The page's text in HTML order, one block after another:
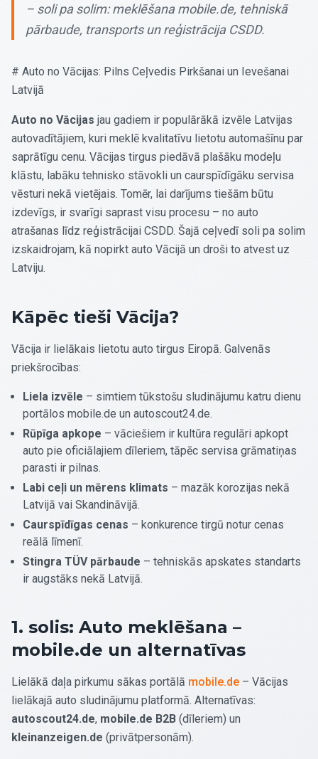
– soli pa solim: meklēšana mobile.de, tehniskā
pārbaude, transports un reģistrācija CSDD.
# Auto no Vācijas: Pilns Ceļvedis Pirkšanai un Ievešanai
Latvijā
Auto no Vācijas jau gadiem ir populārākā izvēle Latvijas
autovadītājiem, kuri meklē kvalitatīvu lietotu automašīnu par
saprātīgu cenu. Vācijas tirgus piedāvā plašāku modeļu
klāstu, labāku tehnisko stāvokli un caurspīdīgāku servisa
vēsturi nekā vietējais. Tomēr, lai darījums tiešām būtu
izdevīgs, ir svarīgi saprast visu procesu – no auto
atrašanas līdz reģistrācijai CSDD. Šajā ceļvedī soli pa solim
izskaidrojam, kā nopirkt auto Vācijā un droši to atvest uz
Latviju.
Kāpēc tieši Vācija?
Vācija ir lielākais lietotu auto tirgus Eiropā. Galvenās
priekšrocības:
Liela izvēle – simtiem tūkstošu sludinājumu katru dienu
portālos mobile.de un autoscout24.de.
Rūpīga apkope – vāciešiem ir kultūra regulāri apkopt
auto pie oficiālajiem dīleriem, tāpēc servisa grāmatiņas
parasti ir pilnas.
Labi ceļi un mērens klimats – mazāk korozijas nekā
Latvijā vai Skandināvijā.
Caurspīdīgas cenas – konkurence tirgū notur cenas
reālā līmenī.
Stingra TÜV pārbaude – tehniskās apskates standarts
ir augstāks nekā Latvijā.
1. solis: Auto meklēšana –
mobile.de un alternatīvas
Lielākā daļa pirkumu sākas portālā mobile.de – Vācijas
lielākajā auto sludinājumu platformā. Alternatīvas:
autoscout24.de, mobile.de B2B (dīleriem) un
kleinanzeigen.de (privātpersonām).